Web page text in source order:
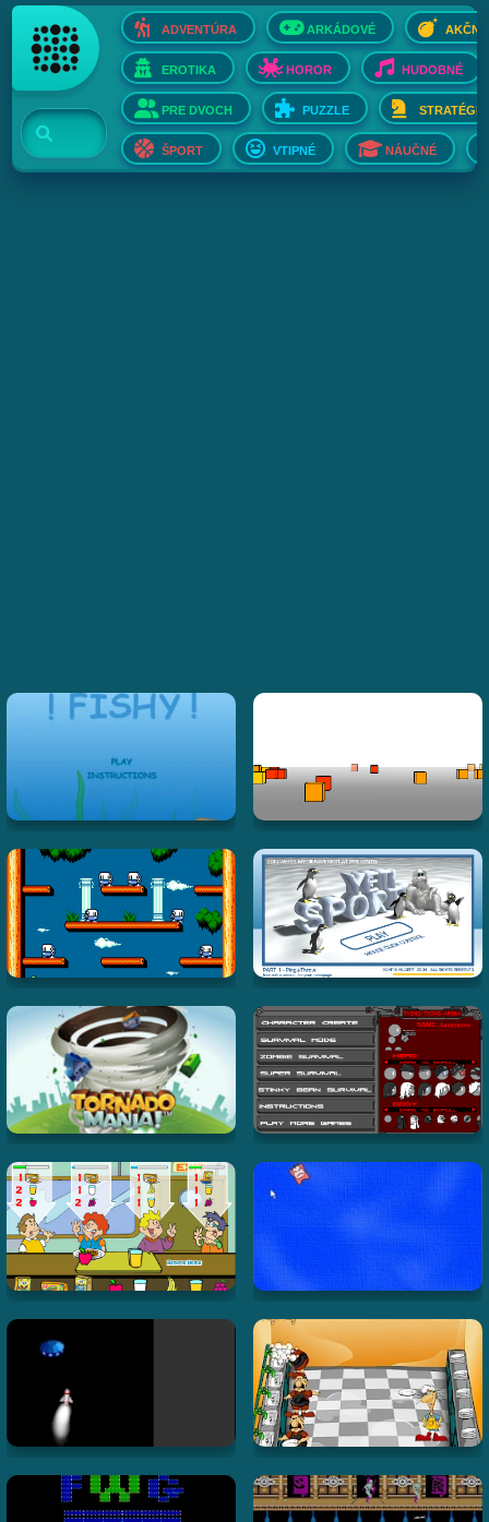
ADVENTÚRA ARKÁDOVÉ AKČNÉ
EROTIKA HOROR HUDOBNÉ
PRE DVOCH PUZZLE STRATÉGIE
ŠPORT VTIPNÉ NÁUČNÉ